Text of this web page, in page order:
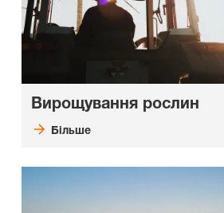
Вирощування рослин
Більше